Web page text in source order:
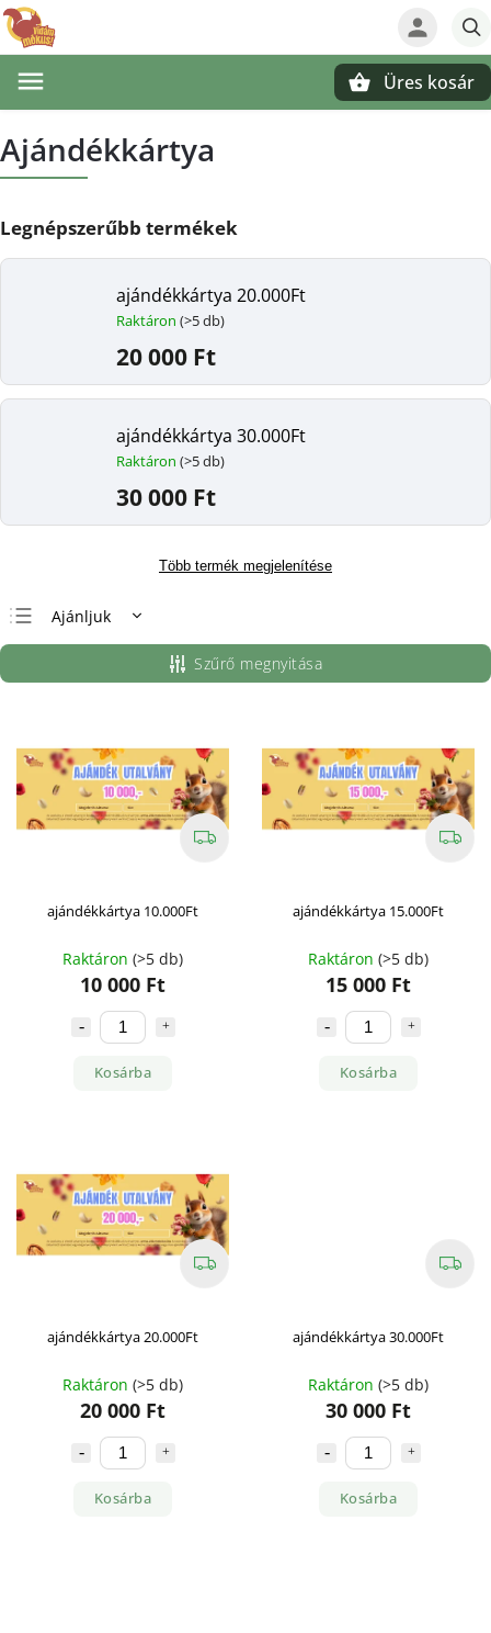
Üres kosár
Ajándékkártya
Legnépszerűbb termékek
ajándékkártya 20.000Ft
Raktáron (>5 db)
20 000 Ft
ajándékkártya 30.000Ft
Raktáron (>5 db)
30 000 Ft
Több termék megjelenítése
Ajánljuk
Legolcsóbb elöl
Legdrágább
ABC szerint
Szűrő megnyitása
ajándékkártya 10.000Ft
Raktáron (>5 db)
10 000 Ft
Kosárba
ajándékkártya 15.000Ft
Raktáron (>5 db)
15 000 Ft
Kosárba
ajándékkártya 20.000Ft
Raktáron (>5 db)
20 000 Ft
Kosárba
ajándékkártya 30.000Ft
Raktáron (>5 db)
30 000 Ft
Kosárba